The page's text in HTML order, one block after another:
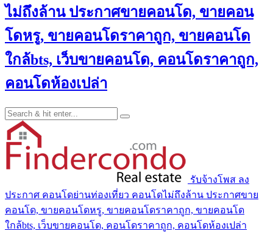
ไม่ถึงล้าน ประกาศขายคอนโด, ขายคอน
โดหรู, ขายคอนโดราคาถูก, ขายคอนโด
ใกล้bts, เว็บขายคอนโด, คอนโดราคาถูก,
คอนโดห้องเปล่า
รับจ้างโพส ลง
ประกาศ คอนโดย่านท่องเที่ยว คอนโดไม่ถึงล้าน ประกาศขาย
คอนโด, ขายคอนโดหรู, ขายคอนโดราคาถูก, ขายคอนโด
ใกล้bts, เว็บขายคอนโด, คอนโดราคาถูก, คอนโดห้องเปล่า